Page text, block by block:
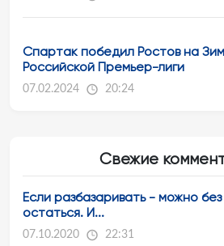
Спартак победил Ростов на
Российской Премьер-лиги
07.02.2024 20:24
Свежие
Если разбазаривать - можно
остаться. И...
07.10.2020 22:31